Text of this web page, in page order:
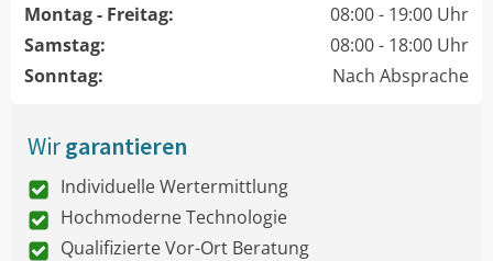
Montag - Freitag:
08:00 - 19:00 Uhr
Samstag:
08:00 - 18:00 Uhr
Sonntag:
Nach Absprache
Wirgarantieren
Individuelle Wertermittlung
Hochmoderne Technologie
Qualifizierte Vor-Ort Beratung